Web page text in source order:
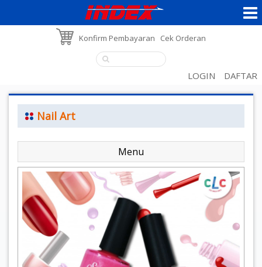
Konfirm Pembayaran Cek Orderan
LOGIN DAFTAR
Nail Art
Menu